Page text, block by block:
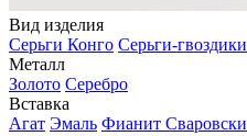
Вид изделия
Серьги Конго Серьги-гвоздики
Металл
Золото Серебро
Вставка
Агат Эмаль Фианит Сваровски